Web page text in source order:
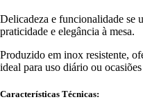
Delicadeza e funcionalidade se
praticidade e elegância à mesa.
Produzido em inox resistente,
ideal para uso diário ou
Características Técnicas: